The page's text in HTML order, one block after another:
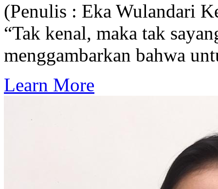
(Penulis : Eka Wulandari
“Tak kenal, maka tak
menggambarkan bahwa
Learn More